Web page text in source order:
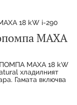
MAXA
MAXA 18 kW
хладилният
Гамата включва